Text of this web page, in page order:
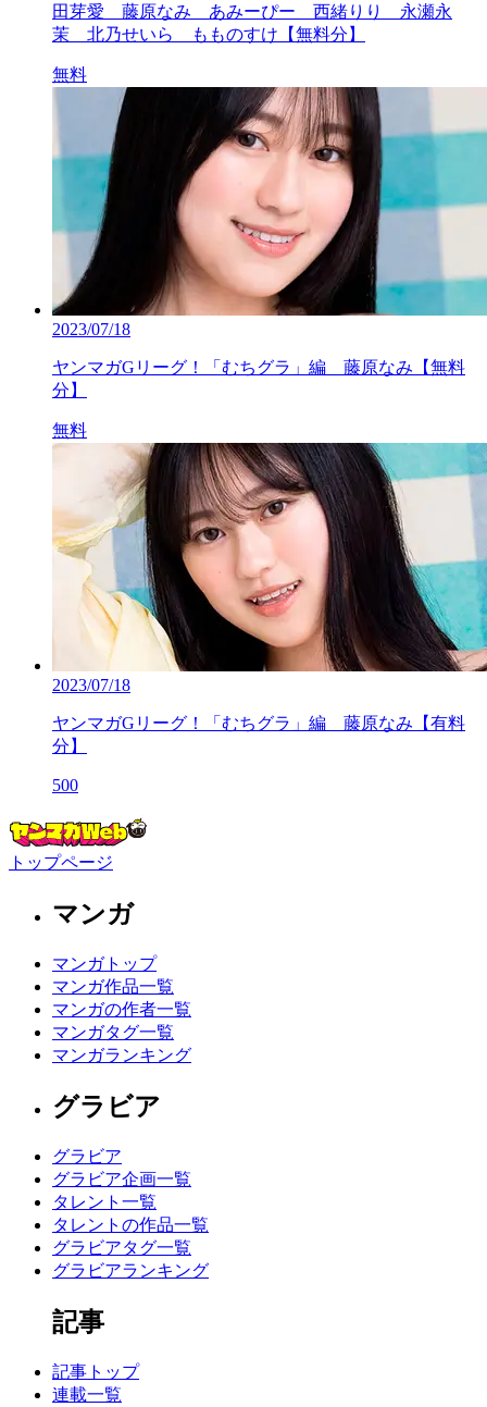
田芽愛 藤原なみ あみーぴー 西緒りり 永瀬永
茉 北乃せいら もものすけ【無料分】
無料
2023/07/18
ヤンマガGリーグ！「むちグラ」編 藤原なみ【無料
分】
無料
2023/07/18
ヤンマガGリーグ！「むちグラ」編 藤原なみ【有料
分】
500
トップページ
マンガ
マンガトップ
マンガ作品一覧
マンガの作者一覧
マンガタグ一覧
マンガランキング
グラビア
グラビア
グラビア企画一覧
タレント一覧
タレントの作品一覧
グラビアタグ一覧
グラビアランキング
記事
記事トップ
連載一覧